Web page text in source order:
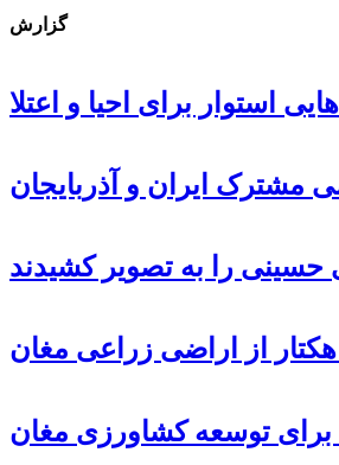
گزارش
استوار برای احیا و اعتلا
مشترک ایران و آذربایجان
حسینی را به تصویر کشیدند
از اراضی زراعی مغان
برای توسعه کشاورزی مغان